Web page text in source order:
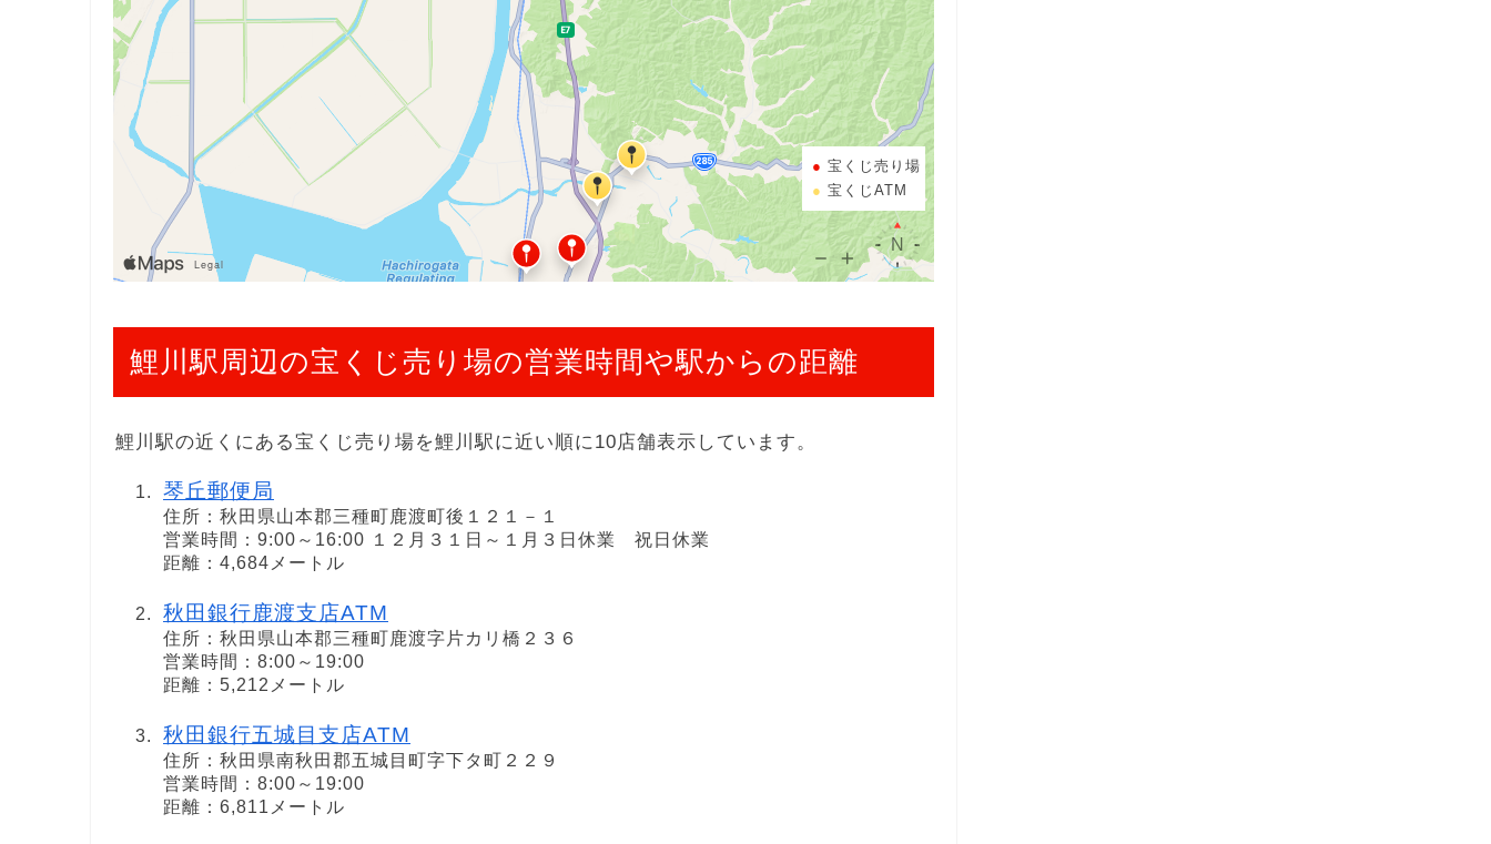
宝くじ売り場
宝くじATM
鯉川駅周辺の宝くじ売り場の営業時間や駅からの距離
鯉川駅の近くにある宝くじ売り場を鯉川駅に近い順に10店舗表示しています。
琴丘郵便局
住所：秋田県山本郡三種町鹿渡町後１２１－１
営業時間：9:00～16:00 １２月３１日～１月３日休業 祝日休業
距離：4,684メートル
秋田銀行鹿渡支店ATM
住所：秋田県山本郡三種町鹿渡字片カリ橋２３６
営業時間：8:00～19:00
距離：5,212メートル
秋田銀行五城目支店ATM
住所：秋田県南秋田郡五城目町字下タ町２２９
営業時間：8:00～19:00
距離：6,811メートル